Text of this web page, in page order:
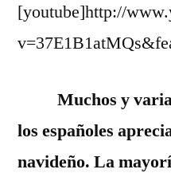
ESPAÑA
Y
[youtube]http://
Muchos y
los españoles
navideño. La